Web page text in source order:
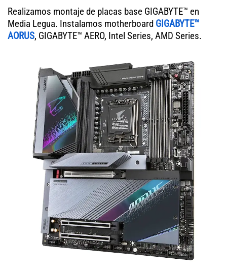
Realizamos montaje de placas base GIGABYTE™ en
Media Legua. Instalamos motherboard GIGABYTE™
AORUS, GIGABYTE™ AERO, Intel Series, AMD Series.